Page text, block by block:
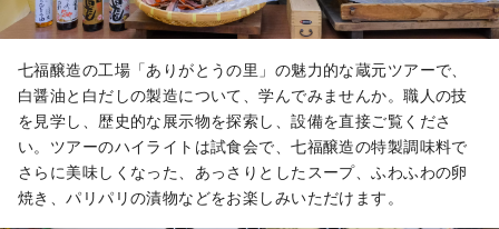
七福醸造の工場「ありがとうの里」の魅力的な蔵元ツアーで、
白醤油と白だしの製造について、学んでみませんか。職人の技
を見学し、歴史的な展示物を探索し、設備を直接ご覧くださ
い。ツアーのハイライトは試食会で、七福醸造の特製調味料で
さらに美味しくなった、あっさりとしたスープ、ふわふわの卵
焼き、パリパリの漬物などをお楽しみいただけます。